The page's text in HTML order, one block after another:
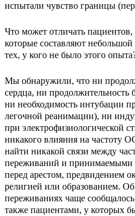
испытали чувство границы
Что может отличать
которые составляют
тех, у кого не было этого
Мы обнаружили, что ни
сердца, ни продолжительность
ни необходимость интубации
легочной реанимации), ни
при электрофизиологической
никакого влияния на частоту
найти никакой связи между
переживаний и принимаемыми
перед арестом, предвидением
религией или образованием.
переживаниях чаще
также пациентами, у которых